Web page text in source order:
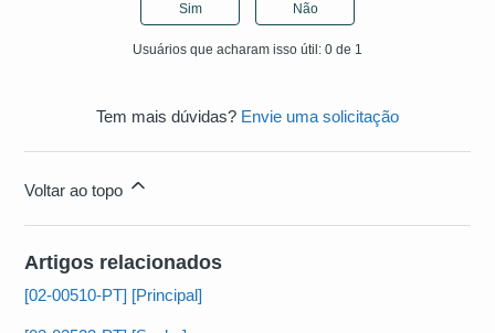
Sim Não
Usuários que acharam isso útil: 0 de 1
Tem mais dúvidas? Envie uma solicitação
Voltar ao topo
Artigos relacionados
[02-00510-PT] [Principal]